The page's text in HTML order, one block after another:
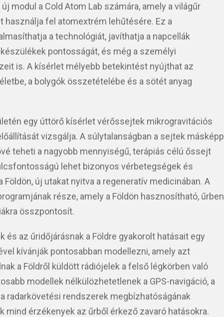
modul a Cold Atom Lab számára, amely a világűr
használja fel atomextrém lehűtésére. Ez a
a technológiát, javíthatja a napcellák
pontosságát, és még a személyi
is. A kísérlet mélyebb betekintést nyújthat az
a bolygók összetételébe és a sötét anyag
egy úttörő kísérlet vérőssejtek mikrogravitációs
vizsgálja. A súlytalanságban a sejtek másképp
teheti a nagyobb mennyiségű, terápiás célú őssejt
lehet bizonyos vérbetegségek és
új utakat nyitva a regeneratív medicinában. A
része, amely a Földön hasznosítható, űrben
összpontosít.
és az űridőjárásnak a Földre gyakorolt hatásait egy
kívánják pontosabban modellezni, amely azt
a Földről küldött rádiójelek a felső légkörben való
modellek nélkülözhetetlenek a GPS-navigáció, a
radarkövetési rendszerek megbízhatóságának
mind érzékenyek az űrből érkező zavaró hatásokra.